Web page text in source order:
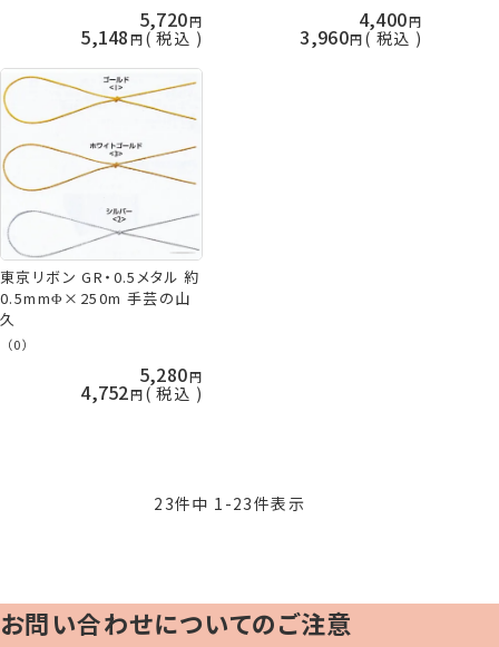
5,720
5,148 税込
4,400
3,960 税込
東京リボン GR・0.5メタル 約
0.5mmΦ×250m 手芸の山
久
（0）
5,280
4,752 税込
23件中 1 -23件表示
お問い合わせについてのご注意